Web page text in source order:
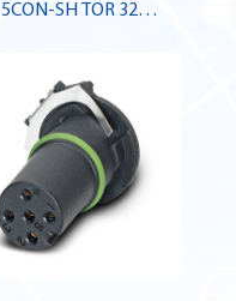
5CON-SH TOR 32
гніздо , Pheonix
Contact